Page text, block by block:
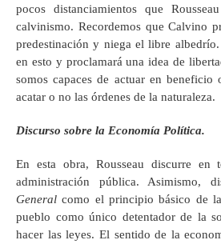
pocos distanciamientos que
calvinismo. Recordemos que Calvino
predestinación y niega el libre
en esto y proclamará una idea de
somos capaces de actuar en
acatar o no las órdenes de la naturaleza.
Discurso sobre la Economía Política.
En esta obra, Rousseau discurre
administración pública. Asimismo,
General como el principio básico de
pueblo como único detentador de la
hacer las leyes. El sentido de la